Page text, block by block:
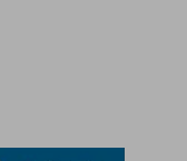
dcto.